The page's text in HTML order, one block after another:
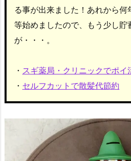
る事が出来ました！あれから
等始めましたので、もう少し貯
が・・・。
・ スギ薬局・クリニックでポイ
・ セルフカットで散髪代節約